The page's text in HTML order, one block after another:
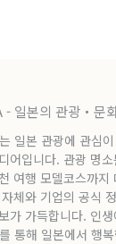
- 일본의 관광・문
일본 관광에 관심
어입니다. 관광 명
여행 모델코스까
체와 기업의 공식
가 가득합니다. 인
통해 일본에서 행